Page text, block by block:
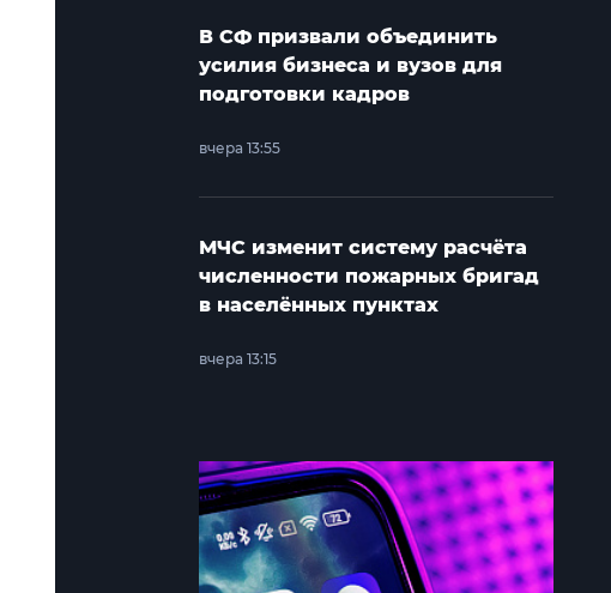
В СФ призвали объединить
усилия бизнеса и вузов для
подготовки кадров
вчера 13:55
МЧС изменит систему расчёта
численности пожарных бригад
в населённых пунктах
вчера 13:15